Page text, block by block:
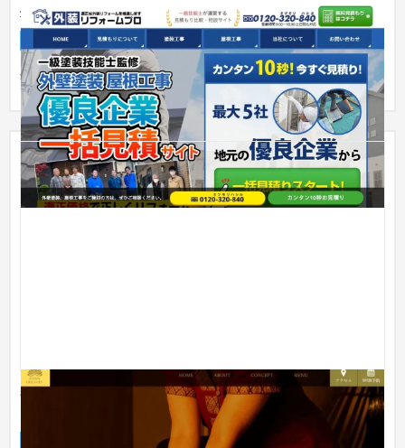
外装リフォームプロ（株式会社LIFE）
サービスサイト 建設・工務店・住宅・リフォーム 301〜500万円
外壁塗装の一括見積もりサイトになります。
ASIAN ORCHID（アジアンオーキッド） 様 サービ
エステ・ネイル